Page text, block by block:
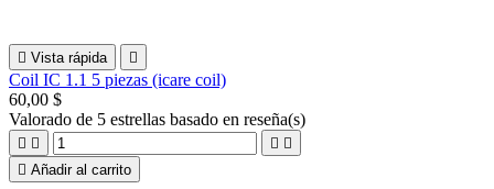
 Vista rápida 
Coil IC 1.1 5 piezas (icare coil)
60,00 $
Valorado de 5 estrellas basado en reseña(s)
   
 Añadir al carrito